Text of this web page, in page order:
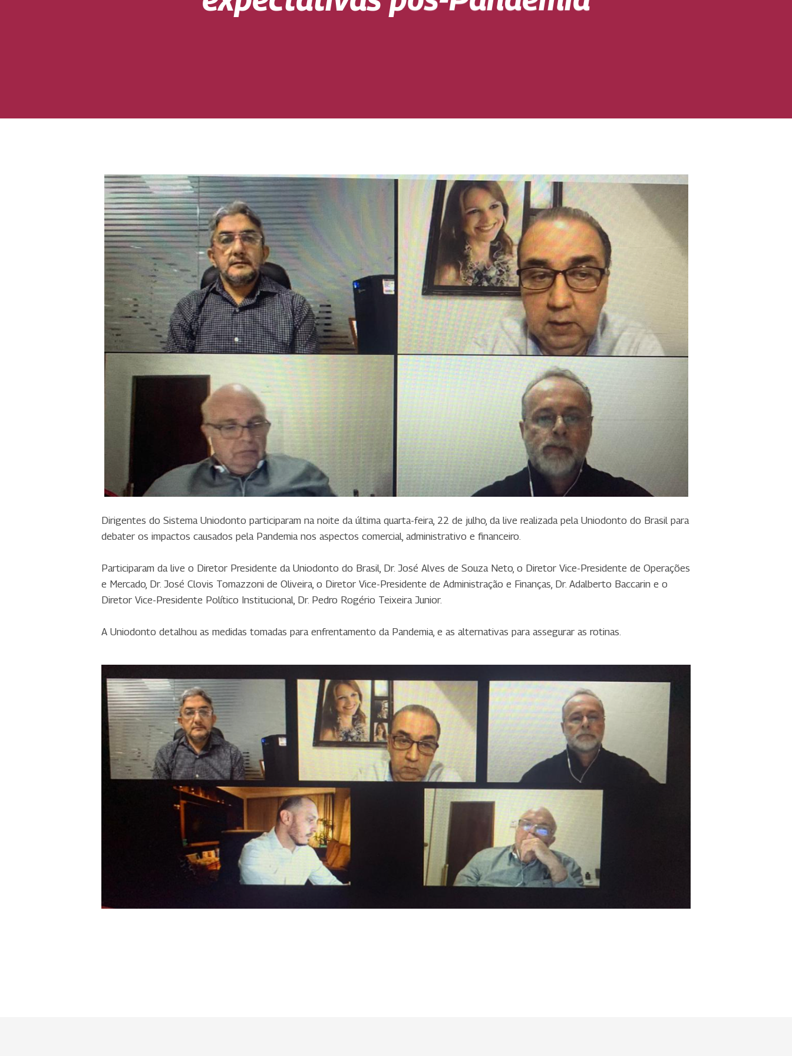
Dirigentes do Sistema Uniodonto participaram na noite da última quarta-feira, 22 de julho, da live realizada pela Uniodonto do Brasil para
debater os impactos causados pela Pandemia nos aspectos comercial, administrativo e financeiro.
Participaram da live o Diretor Presidente da Uniodonto do Brasil, Dr. José Alves de Souza Neto, o Diretor Vice-Presidente de Operações
e Mercado, Dr. José Clovis Tomazzoni de Oliveira, o Diretor Vice-Presidente de Administração e Finanças, Dr. Adalberto Baccarin e o
Diretor Vice-Presidente Político Institucional, Dr. Pedro Rogério Teixeira Junior.
A Uniodonto detalhou as medidas tomadas para enfrentamento da Pandemia, e as alternativas para assegurar as rotinas.